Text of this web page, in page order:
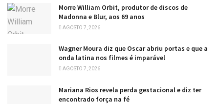
Morre William Orbit, produtor de discos de
Madonna e Blur, aos 69 anos
AGOSTO 7, 2026
Wagner Moura diz que Oscar abriu portas e que a
onda latina nos filmes é imparável
AGOSTO 7, 2026
Mariana Rios revela perda gestacional e diz ter
encontrado força na fé